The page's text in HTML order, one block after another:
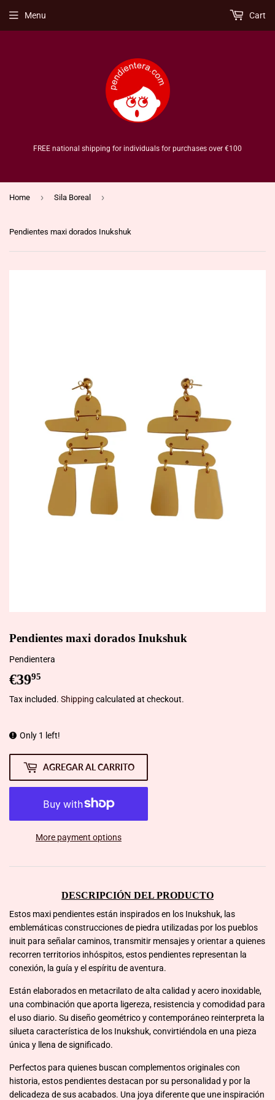
FREE national shipping for individuals for purchases over €100
Menu Cart
Home › Sila Boreal ›
Pendientes maxi dorados Inukshuk
Pendientes maxi dorados Inukshuk
Pendientera
€3995
Tax included. Shipping calculated at checkout.
Only 1 left!
AGREGAR AL CARRITO
More payment options
DESCRIPCIÓN DEL PRODUCTO
Estos maxi pendientes están inspirados en los Inukshuk, las
emblemáticas construcciones de piedra utilizadas por los pueblos
inuit para señalar caminos, transmitir mensajes y orientar a quienes
recorren territorios inhóspitos, estos pendientes representan la
conexión, la guía y el espíritu de aventura.
Están elaborados en metacrilato de alta calidad y acero inoxidable,
una combinación que aporta ligereza, resistencia y comodidad para
el uso diario. Su diseño geométrico y contemporáneo reinterpreta la
silueta característica de los Inukshuk, convirtiéndola en una pieza
única y llena de significado.
Perfectos para quienes buscan complementos originales con
historia, estos pendientes destacan por su personalidad y por la
delicadeza de sus acabados. Una joya diferente que une inspiración